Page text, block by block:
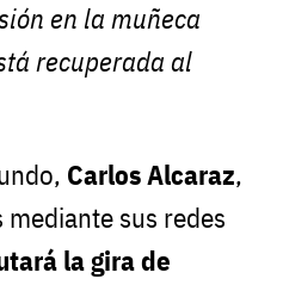
en la muñeca
recuperada al
Carlos Alcaraz,
sus redes
la gira de